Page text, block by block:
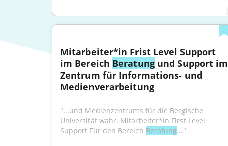
Mitarbeiter*in Frist Level Support
im Bereich Beratung und Support im
Zentrum für Informations- und
Medienverarbeitung
"...und Medienzentrums für die Bergische
Universität wahr. Mitarbeiter*in First Level
Support Für den Bereich Beratung..."